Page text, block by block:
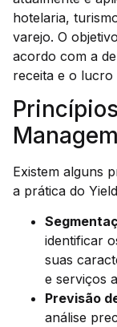
hotelaria,
varejo. O
acordo com a
receita e o lucro
Existem alguns
a prática do
identificar
suas
e serviços
Previsão
análise